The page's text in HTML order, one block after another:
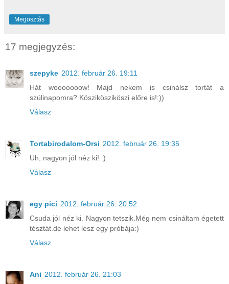
Megosztás
17 megjegyzés:
szepyke 2012. február 26. 19:11
Hát wooooooow! Majd nekem is csinálsz tortát a
szülinapomra? Köszikösziköszi előre is!:))
Válasz
Tortabirodalom-Orsi 2012. február 26. 19:35
Uh, nagyon jól néz ki! :)
Válasz
egy pici 2012. február 26. 20:52
Csuda jól néz ki. Nagyon tetszik.Még nem csináltam égetett
tésztát.de lehet lesz egy próbája:)
Válasz
Ani 2012. február 26. 21:03